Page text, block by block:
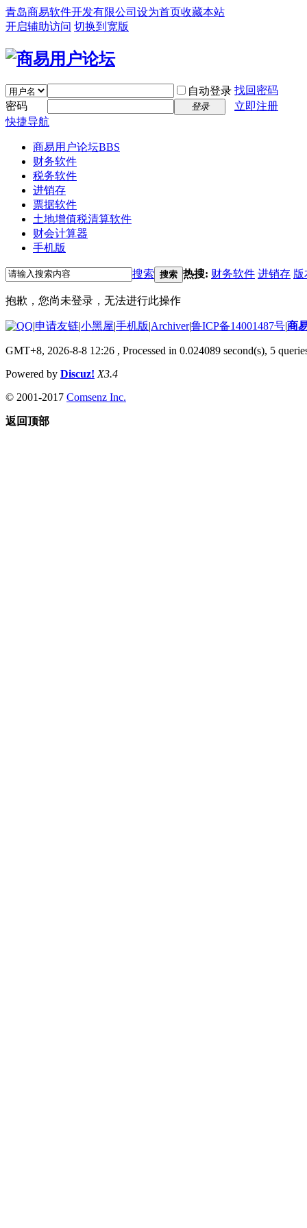
青岛商易软件开发有限公司 设为首页收藏本站
开启辅助访问 切换到宽版
自动登录 找回密码
密码
登录
立即注册
快捷导航
商易用户论坛BBS
财务软件
税务软件
进销存
票据软件
土地增值税清算软件
财会计算器
手机版
搜索 搜索 热搜: 财务软件 进销存 版
抱歉，您尚未登录，无法进行此操作
|申请友链|小黑屋|手机版|Archiver|鲁ICP备14001487号|商
GMT+8, 2026-8-8 12:26 , Processed in 0.024089 second(s), 5
Powered by Discuz! X3.4
© 2001-2017 Comsenz Inc.
返回顶部